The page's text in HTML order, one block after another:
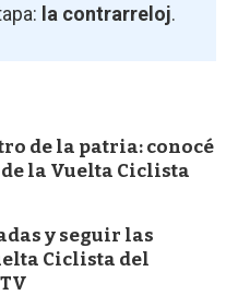
la contrarreloj.
de la patria: conocé
la Vuelta Ciclista
y seguir las
Ciclista del